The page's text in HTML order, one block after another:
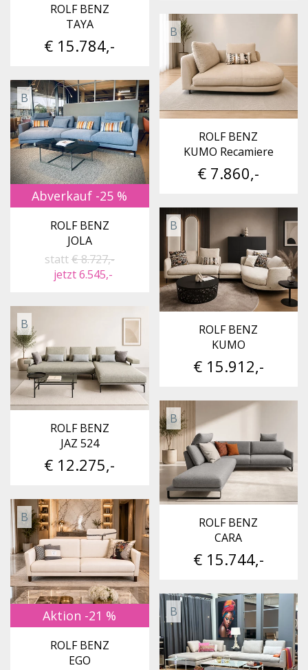
ROLF BENZ
TAYA
€ 15.784,-
B
ROLF BENZ
KUMO Recamiere
€ 7.860,-
B
Abverkauf -25 %
ROLF BENZ
JOLA
statt€ 8.727,-
jetzt 6.545,-
B
ROLF BENZ
KUMO
€ 15.912,-
B
ROLF BENZ
JAZ 524
€ 12.275,-
B
ROLF BENZ
CARA
€ 15.744,-
B
Aktion -21 %
ROLF BENZ
EGO
B